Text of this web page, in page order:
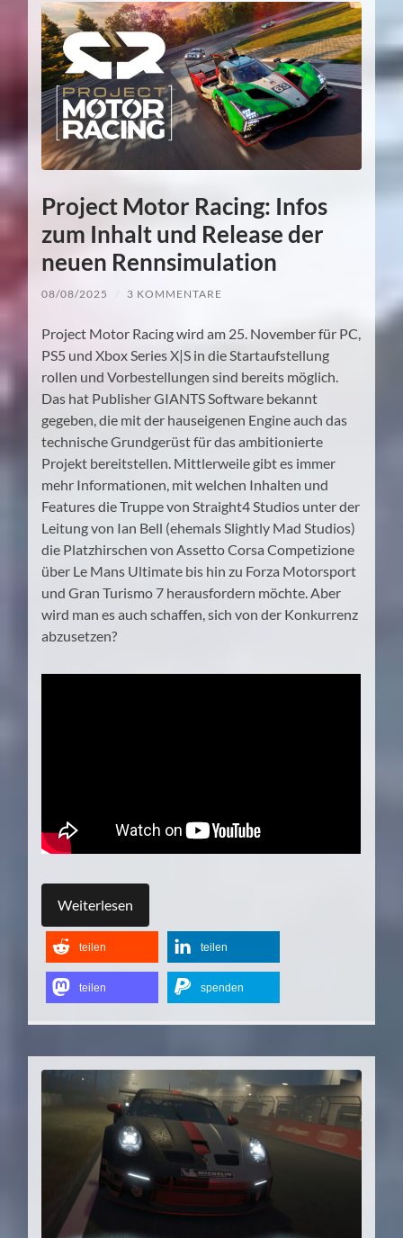
Project Motor Racing: Infos
zum Inhalt und Release der
neuen Rennsimulation
08/08/2025 3 KOMMENTARE
Project Motor Racing wird am 25. November für PC,
PS5 und Xbox Series X|S in die Startaufstellung
rollen und Vorbestellungen sind bereits möglich.
Das hat Publisher GIANTS Software bekannt
gegeben, die mit der hauseigenen Engine auch das
technische Grundgerüst für das ambitionierte
Projekt bereitstellen. Mittlerweile gibt es immer
mehr Informationen, mit welchen Inhalten und
Features die Truppe von Straight4 Studios unter der
Leitung von Ian Bell (ehemals Slightly Mad Studios)
die Platzhirschen von Assetto Corsa Competizione
über Le Mans Ultimate bis hin zu Forza Motorsport
und Gran Turismo 7 herausfordern möchte. Aber
wird man es auch schaffen, sich von der Konkurrenz
abzusetzen?
Weiterlesen
teilen teilen
teilen spenden